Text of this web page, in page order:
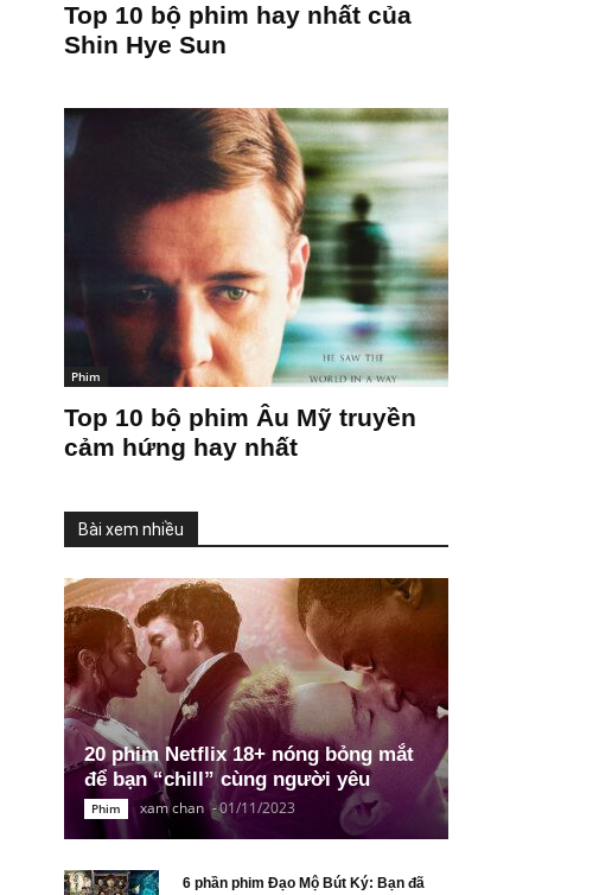
Top 10 bộ phim hay nhất của
Shin Hye Sun
Phim
Top 10 bộ phim Âu Mỹ truyền
cảm hứng hay nhất
Bài xem nhiều
20 phim Netflix 18+ nóng bỏng mắt
để bạn “chill” cùng người yêu
Phim xam chan -01/11/2023
6 phần phim Đạo Mộ Bút Ký: Bạn đã